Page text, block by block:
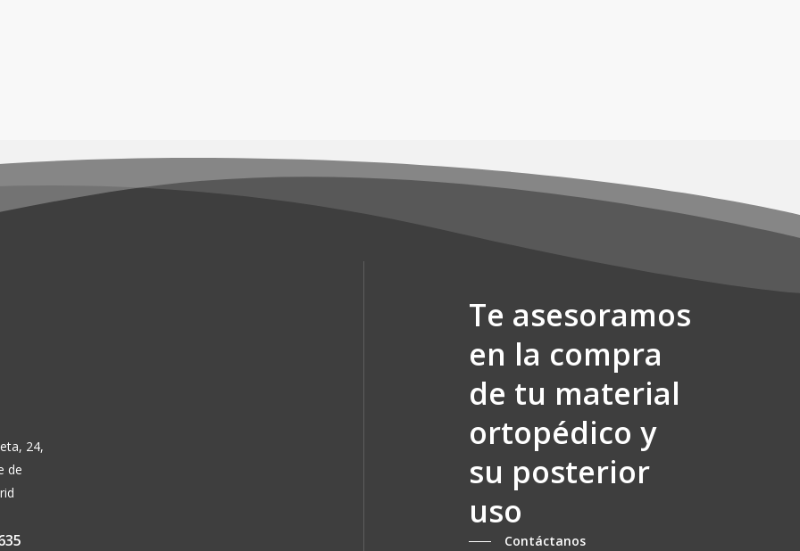
24,
de
Te asesoramos
en la compra
de tu material
ortopédico y
su posterior
uso
Contáctanos